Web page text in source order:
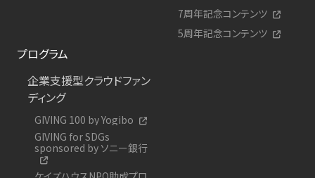
7周年記念コンテンツ
5周年記念コンテンツ
プログラム
企業支援型クラウドファン
ディング
GIVING 100 by Yogibo
GIVING for SDGs
sponsored by ソニー銀行